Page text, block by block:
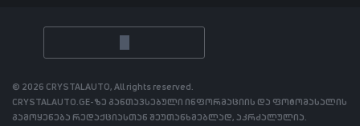
© 2026 CRYSTALAUTO, All rights reserved.
CRYSTALAUTO.GE-ზე განთავსებული ინფორმაციის და ფოტომასალის
გამოყენება რედაქციასთან შეუთანხმებლად, აკრძალულია.